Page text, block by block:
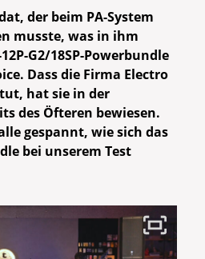
der beim PA-System
musste, was in ihm
G2/18SP-Powerbundle
Dass die Firma Electro
hat sie in der
des Öfteren bewiesen.
gespannt, wie sich das
bei unserem Test